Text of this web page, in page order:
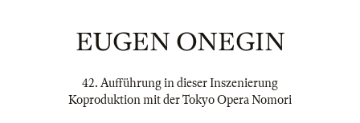
EUGEN ONEGIN
42. Aufführung in dieser Inszenierung
Koproduktion mit der Tokyo Opera Nomori